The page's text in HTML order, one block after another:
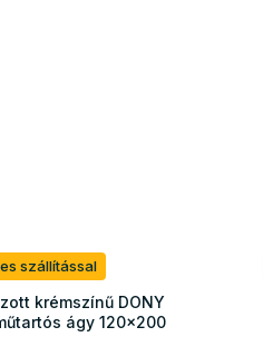
szállítással
krémszínű DONY
ágy 120x200